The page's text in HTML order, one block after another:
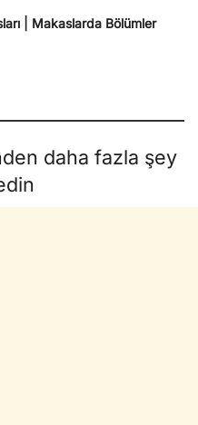
| Makaslarda Bölümler
daha fazla şey